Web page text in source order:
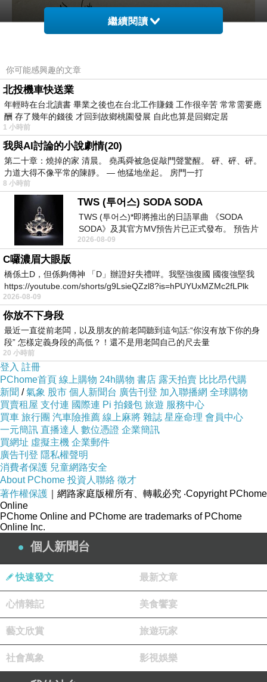
運用市場買到的材料，變化一下!
準備了各類菇，其中還有乾香菇，利用煙燻過的
乾香菇增添一些香氣。
洋蔥、奶油、黃芥末籽，當然還有自家摘種的迷
迭香。
繼續閱讀
你可能感興趣的文章
北投機車快送業
年輕時在台北讀書 畢業之後也在台北工作賺錢 工作很辛苦 常常需要應
酬 存了幾年的錢後 才回到故鄉桃園發展 自此也算是回鄉定居
1 小時前
我與AI討論的小說劇情(20)
第二十章：燒掉的家 清晨。 堯禹舜被急促敲門聲驚醒。 砰、砰、砰。
力道大得不像平常的陳靜。 — 他猛地坐起。 房門一打
8 小時前
TWS (투어스) SODA SODA
TWS (투어스)*即將推出的日語單曲 《SODA
SODA》及其官方MV預告片已正式發布。 預告片
一經發布， 就引發了粉絲們對這次夏季回
2026-08-09
C囉濃眉大眼版
橋係土D，但係夠傳神 「D」辦證好失禮咩。我堅強復國 國復強堅我
https://youtube.com/shorts/g9LsieQZzl8?is=hPUYUxMZMc2fLPlk
2026-08-09
你放不下身段
最近一直從前老闆，以及朋友的前老闆聽到這句話:“你沒有放下你的身
段” 怎樣定義身段的高低？！還不是用老闆自己的尺去量
20 小時前
登入 註冊
PChome首頁 線上購物 24h購物 書店 露天拍賣 比比昂代購
新聞 /氣象 股市 個人新聞台 廣告刊登 加入聯播網 全球購物
買賣租屋 支付連 國際連 Pi 拍錢包 旅遊 服務中心
買車 旅行團 汽車險推薦 線上麻將 雜誌 星座命理 會員中心
一元簡訊 直播達人 數位憑證 企業簡訊
買網址 虛擬主機 企業郵件
廣告刊登 隱私權聲明
消費者保護 兒童網路安全
About PChome 投資人聯絡 徵才
著作權保護 ｜網路家庭版權所有、轉載必究 ‧Copyright PChome
Online
PChome Online and PChome are trademarks of PChome
Online Inc.
個人新聞台
快速發文 最新文章
心情雜記 美食饗宴
藝文欣賞 旅遊玩家
社會萬象 影視娛樂